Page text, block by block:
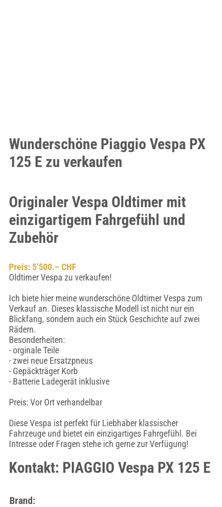
Wunderschöne Piaggio Vespa PX
125 E zu verkaufen
Originaler Vespa Oldtimer mit
einzigartigem Fahrgefühl und
Zubehör
Preis: 5’500.– CHF
Oldtimer Vespa zu verkaufen!
Ich biete hier meine wunderschöne Oldtimer Vespa zum
Verkauf an. Dieses klassische Modell ist nicht nur ein
Blickfang, sondern auch ein Stück Geschichte auf zwei
Rädern.
Besonderheiten:
- orginale Teile
- zwei neue Ersatzpneus
- Gepäckträger Korb
- Batterie Ladegerät inklusive
Preis: Vor Ort verhandelbar
Diese Vespa ist perfekt für Liebhaber klassischer
Fahrzeuge und bietet ein einzigartiges Fahrgefühl. Bei
Intresse oder Fragen stehe ich gerne zur Verfügung!
Kontakt: PIAGGIO Vespa PX 125 E
Brand: